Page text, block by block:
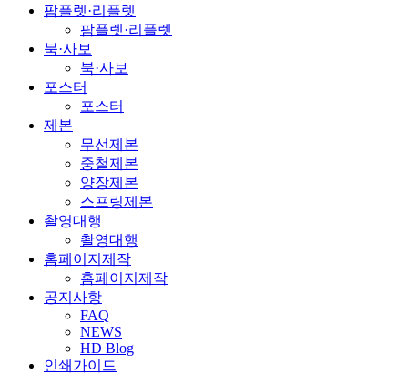
팜플렛·리플렛
팜플렛·리플렛
북·사보
북·사보
포스터
포스터
제본
무선제본
중철제본
양장제본
스프링제본
촬영대행
촬영대행
홈페이지제작
홈페이지제작
공지사항
FAQ
NEWS
HD Blog
인쇄가이드